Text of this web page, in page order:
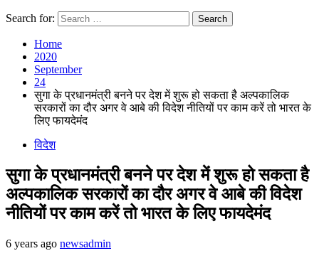
Search for:
Home
2020
September
24
सुगा के प्रधानमंत्री बनने पर देश में शुरू हो सकता है अल्पकालिक
सरकारों का दौर अगर वे आबे की विदेश नीतियों पर काम करें तो भारत के
लिए फायदेमंद
विदेश
सुगा के प्रधानमंत्री बनने पर देश में शुरू हो सकता है
अल्पकालिक सरकारों का दौर अगर वे आबे की विदेश
नीतियों पर काम करें तो भारत के लिए फायदेमंद
6 years ago newsadmin